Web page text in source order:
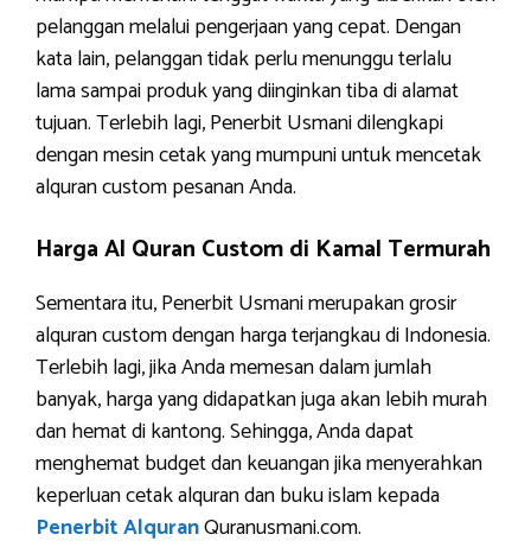
pelanggan melalui pengerjaan yang cepat. Dengan
kata lain, pelanggan tidak perlu menunggu terlalu
lama sampai produk yang diinginkan tiba di alamat
tujuan. Terlebih lagi, Penerbit Usmani dilengkapi
dengan mesin cetak yang mumpuni untuk mencetak
alquran custom pesanan Anda.
Harga Al Quran Custom di Kamal Termurah
Sementara itu, Penerbit Usmani merupakan grosir
alquran custom dengan harga terjangkau di Indonesia.
Terlebih lagi, jika Anda memesan dalam jumlah
banyak, harga yang didapatkan juga akan lebih murah
dan hemat di kantong. Sehingga, Anda dapat
menghemat budget dan keuangan jika menyerahkan
keperluan cetak alquran dan buku islam kepada
Penerbit AlquranQuranusmani.com.